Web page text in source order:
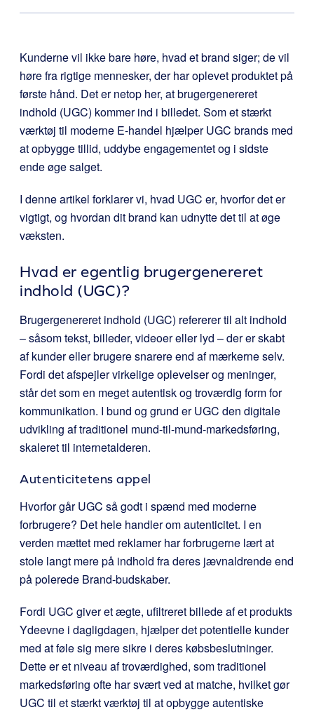
Kunderne vil ikke bare høre, hvad et brand siger; de vil
høre fra rigtige mennesker, der har oplevet produktet på
første hånd. Det er netop her, at brugergenereret
indhold (UGC) kommer ind i billedet. Som et stærkt
værktøj til moderne E-handel hjælper UGC brands med
at opbygge tillid, uddybe engagementet og i sidste
ende øge salget.
I denne artikel forklarer vi, hvad UGC er, hvorfor det er
vigtigt, og hvordan dit brand kan udnytte det til at øge
væksten.
Hvad er egentlig brugergenereret
indhold (UGC)?
Brugergenereret indhold (UGC) refererer til alt indhold
– såsom tekst, billeder, videoer eller lyd – der er skabt
af kunder eller brugere snarere end af mærkerne selv.
Fordi det afspejler virkelige oplevelser og meninger,
står det som en meget autentisk og troværdig form for
kommunikation. I bund og grund er UGC den digitale
udvikling af traditionel mund-til-mund-markedsføring,
skaleret til internetalderen.
Autenticitetens appel
Hvorfor går UGC så godt i spænd med moderne
forbrugere? Det hele handler om autenticitet. I en
verden mættet med reklamer har forbrugerne lært at
stole langt mere på indhold fra deres jævnaldrende end
på polerede Brand-budskaber.
Fordi UGC giver et ægte, ufiltreret billede af et produkts
Ydeevne i dagligdagen, hjælper det potentielle kunder
med at føle sig mere sikre i deres købsbeslutninger.
Dette er et niveau af troværdighed, som traditionel
markedsføring ofte har svært ved at matche, hvilket gør
UGC til et stærkt værktøj til at opbygge autentiske